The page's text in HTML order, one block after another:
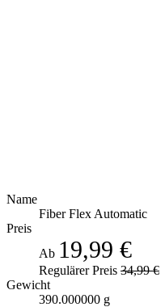
Name
Fiber Flex Automatic
Preis
Ab 19,99 €
Regulärer Preis 34,99 €
Gewicht
390.000000 g